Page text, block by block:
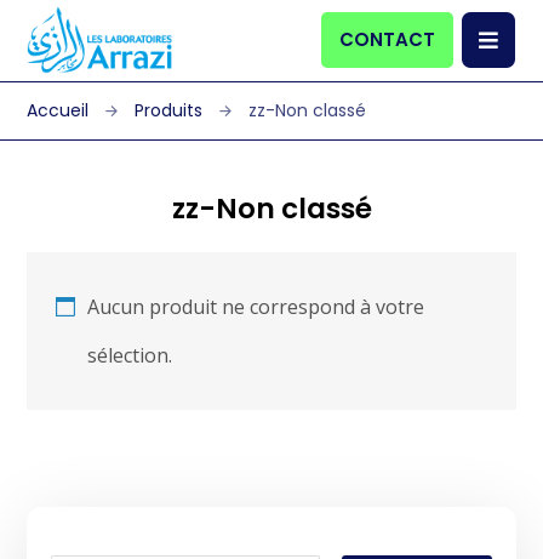
CONTACT
Produits zz-Non classé
zz-Non classé
Aucun produit ne correspond à votre
sélection.